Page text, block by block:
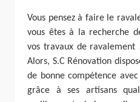
Vous pensez à faire le
vous êtes à la recherche
vos travaux de ravalement
Alors, S.C Rénovation
de bonne compétence
grâce à ses artisans